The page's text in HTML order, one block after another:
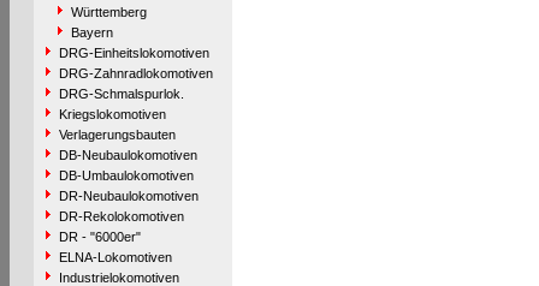
Württemberg
Bayern
DRG-Einheitslokomotiven
DRG-Zahnradlokomotiven
DRG-Schmalspurlok.
Kriegslokomotiven
Verlagerungsbauten
DB-Neubaulokomotiven
DB-Umbaulokomotiven
DR-Neubaulokomotiven
DR-Rekolokomotiven
DR - "6000er"
ELNA-Lokomotiven
Industrielokomotiven